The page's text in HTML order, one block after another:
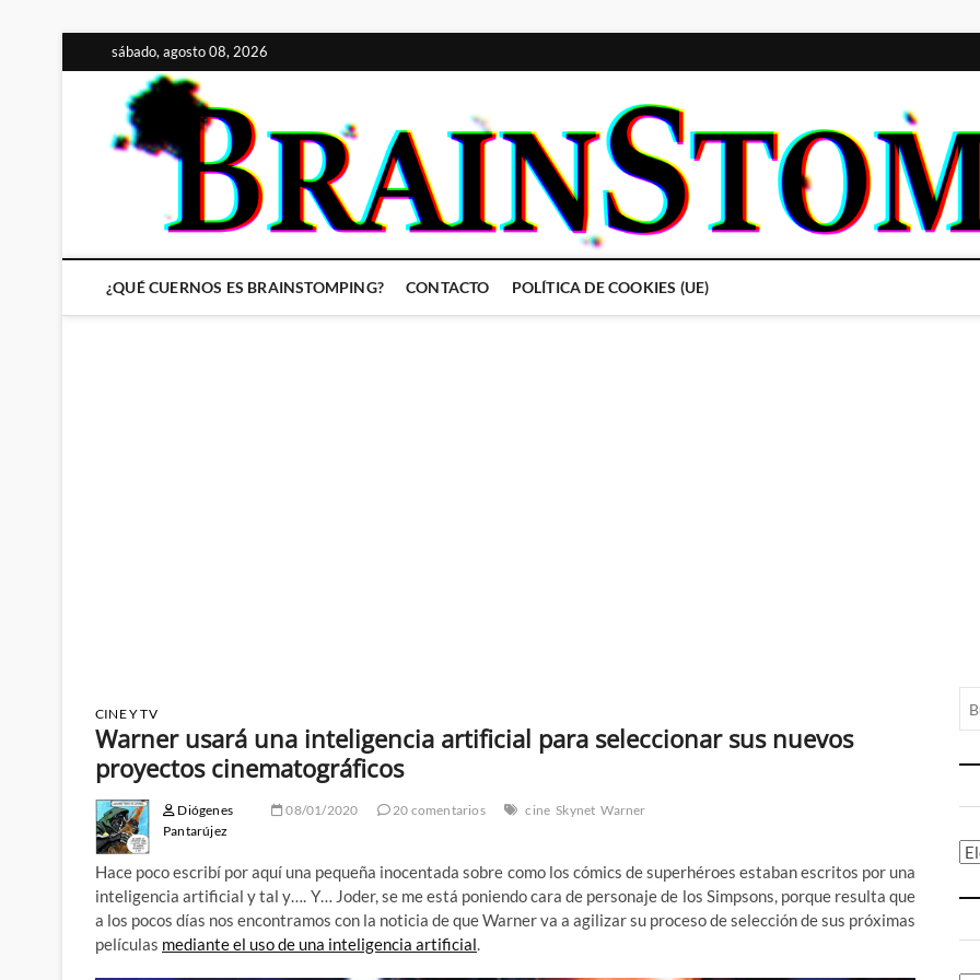
al
contenido
sábado, agosto 08, 2026
¿QUÉ CUERNOS ES BRAINSTOMPING? CONTACTO POLÍTICA DE COOKIES (UE)
CINE Y TV
Warner usará una inteligencia artificial para seleccionar sus nuevos
proyectos cinematográficos
Diógenes
Pantarújez
08/01/2020 20 comentarios cine Skynet Warner
Hace poco escribí por aquí una pequeña inocentada sobre como los cómics de superhéroes estaban escritos por una
inteligencia artificial y tal y…. Y… Joder, se me está poniendo cara de personaje de los Simpsons, porque resulta que
a los pocos días nos encontramos con la noticia de que Warner va a agilizar su proceso de selección de sus próximas
películas mediante el uso de una inteligencia artificial.